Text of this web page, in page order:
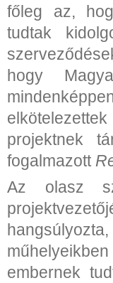
főleg az,
tudtak
hogy
projektnek
fogalmazott
Az olasz
embernek